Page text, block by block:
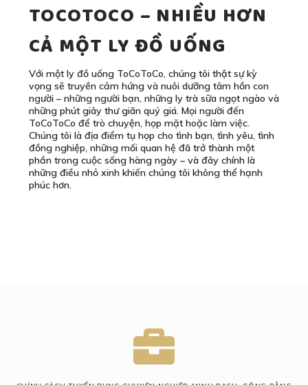
TOCOTOCO – NHIỀU HƠN
CẢ MỘT LY ĐỒ UỐNG
Với một ly đồ uống ToCoToCo, chúng tôi thật sự kỳ
vọng sẽ truyền cảm hứng và nuôi dưỡng tâm hồn con
người – những người bạn, những ly trà sữa ngọt ngào và
những phút giây thư giãn quý giá. Mọi người đến
ToCoToCo để trò chuyện, họp mặt hoặc làm việc.
Chúng tôi là địa điểm tụ họp cho tình bạn, tình yêu, tình
đồng nghiệp, những mối quan hệ đã trở thành một
phần trong cuộc sống hàng ngày – và đây chính là
những điều nhỏ xinh khiến chúng tôi không thể hạnh
phúc hơn.